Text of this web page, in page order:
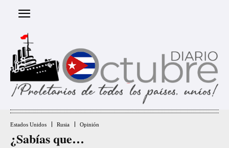
Estados Unidos Rusia Opinión
¿Sabías que…